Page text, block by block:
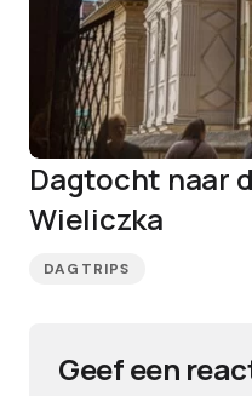
Dagtocht naar
Wieliczka
DAGTRIPS
Geef een